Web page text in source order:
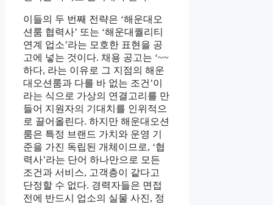
이들의 두 번째 전략은 ‘해운대오
션룸 협력사’ 또는 ‘해운대퀄리티
연계 업소’라는 모호한 표현을 공
고에 넣는 것이다. 채용 공고는 ‘~~
하다, 라는 이유로 그 지점의 해운
대오션룸과 다를 바 없는 조건’이
라는 식으로 가상의 연결고리를 만
들어 지원자의 기대치를 인위적으
로 끌어올린다. 하지만 해운대오션
룸은 특정 브랜드 가치와 운영 기
준을 가진 독립된 개체이므로, ‘협
력사’라는 단어 하나만으로 모든
조건과 서비스, 고객층이 같다고
단정할 수 없다. 경력자들은 면접
전에 반드시 업소의 실물 사진, 정